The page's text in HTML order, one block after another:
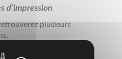
d’impression
plusieurs